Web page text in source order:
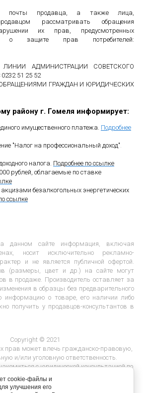
почты продавца, а также лица,
рассматривать обращения
их прав, предусмотренных
о защите прав потребителей:
ЛИНИИ АДМИНИСТРАЦИИ СОВЕТСКОГО
51 25 52
ОБРАЩЕНИЯМИ ГРАЖДАН И ЮРИДИЧЕСКИХ
району г. Гомеля информирует:
имущественного платежа. Подробнее
"Налог на профессиональный доход"
налога. Подробнее по ссылке
рублей, облагаемые по ставке
безалкогольных энергетических
ссылке
данном сайте информация, включая
носит исключительно рекламно-
и не является публичной офертой.
(размеры, цвет и др.) на сайте могут
в продаже. Производитель оставляет за
в образцы без предварительного
информацию о товаре, его наличии либо
получить у продавцов-консультантов в
Copyright © 2021
прав может влечь гражданско-правовую,
и/или уголовную ответственность.
с юридической консультацией по
за нарушение авторских прав.
cookie-файлы и
улучшения его